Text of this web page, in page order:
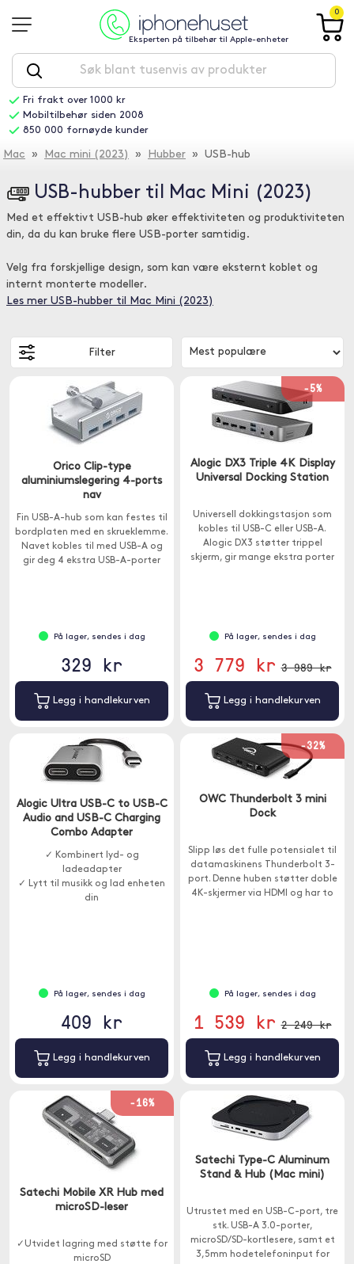
Eksperten på tilbehør til Apple-enheter
0
Fri frakt over 1000 kr
Mobiltilbehør siden 2008
850 000 fornøyde kunder
Mac » Mac mini (2023) » Hubber » USB-hub
USB-hubber til Mac Mini (2023)
Med et effektivt USB-hub øker effektiviteten og produktiviteten
din, da du kan bruke flere USB-porter samtidig.
Velg fra forskjellige design, som kan være eksternt koblet og
internt monterte modeller.
Les mer USB-hubber til Mac Mini (2023)
Filter
Orico Clip-type
aluminiumslegering 4-ports
nav
Fin USB-A-hub som kan festes til
bordplaten med en skrueklemme.
Navet kobles til med USB-A og
gir deg 4 ekstra USB-A-porter
På lager, sendes i dag
329 kr
Legg i handlekurven
-5%
Alogic DX3 Triple 4K Display
Universal Docking Station
Universell dokkingstasjon som
kobles til USB-C eller USB-A.
Alogic DX3 støtter trippel
skjerm, gir mange ekstra porter
På lager, sendes i dag
3 779 kr 3 989 kr
Legg i handlekurven
Alogic Ultra USB-C to USB-C
Audio and USB-C Charging
Combo Adapter
✓ Kombinert lyd- og
ladeadapter
✓ Lytt til musikk og lad enheten
din
På lager, sendes i dag
409 kr
Legg i handlekurven
-32%
OWC Thunderbolt 3 mini
Dock
Slipp løs det fulle potensialet til
datamaskinens Thunderbolt 3-
port. Denne huben støtter doble
4K-skjermer via HDMI og har to
På lager, sendes i dag
1 539 kr 2 249 kr
Legg i handlekurven
-16%
Satechi Mobile XR Hub med
microSD-leser
✓Utvidet lagring med støtte for
microSD
Satechi Type-C Aluminum
Stand & Hub (Mac mini)
Utrustet med en USB-C-port, tre
stk. USB-A 3.0-porter,
microSD/SD-kortlesere, samt et
3,5mm hodetelefoninput for